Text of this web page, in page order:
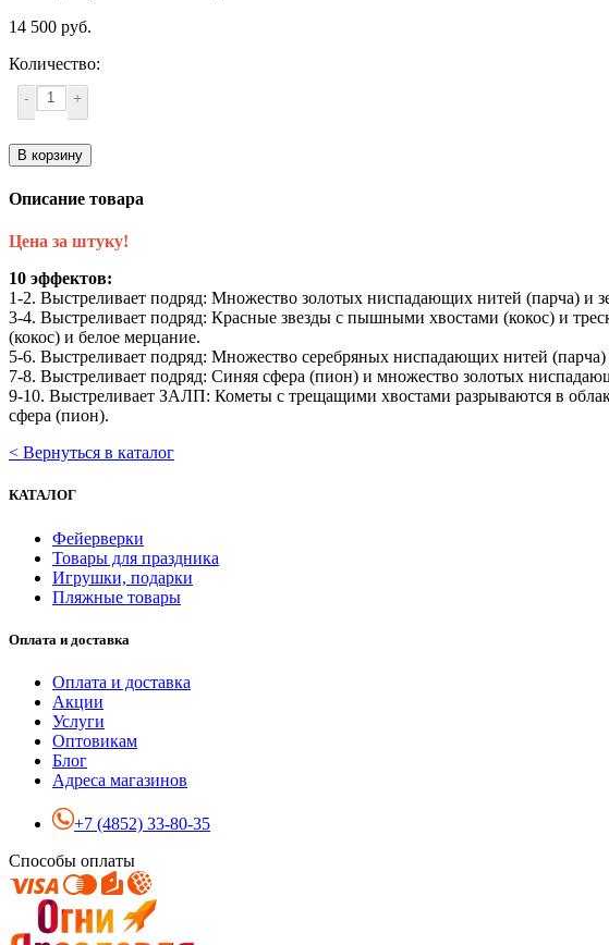
14 500 руб.
Количество:
- +
В корзину
Описание товара
Цена за штуку!
10 эффектов:
1-2. Выстреливает подряд: Множество золотых ниспадающих нитей (парча) и
3-4. Выстреливает подряд: Красные звезды с пышными хвостами (кокос) и
(кокос) и белое мерцание.
5-6. Выстреливает подряд: Множество серебряных ниспадающих нитей
7-8. Выстреливает подряд: Синяя сфера (пион) и множество золотых
9-10. Выстреливает ЗАЛП: Кометы с трещащими хвостами разрываются в
сфера (пион).
< Вернуться в каталог
КАТАЛОГ
Фейерверки
Товары для праздника
Игрушки, подарки
Пляжные товары
Оплата и доставка
Оплата и доставка
Акции
Услуги
Оптовикам
Блог
Адреса магазинов
+7 (4852) 33-80-35
Способы оплаты